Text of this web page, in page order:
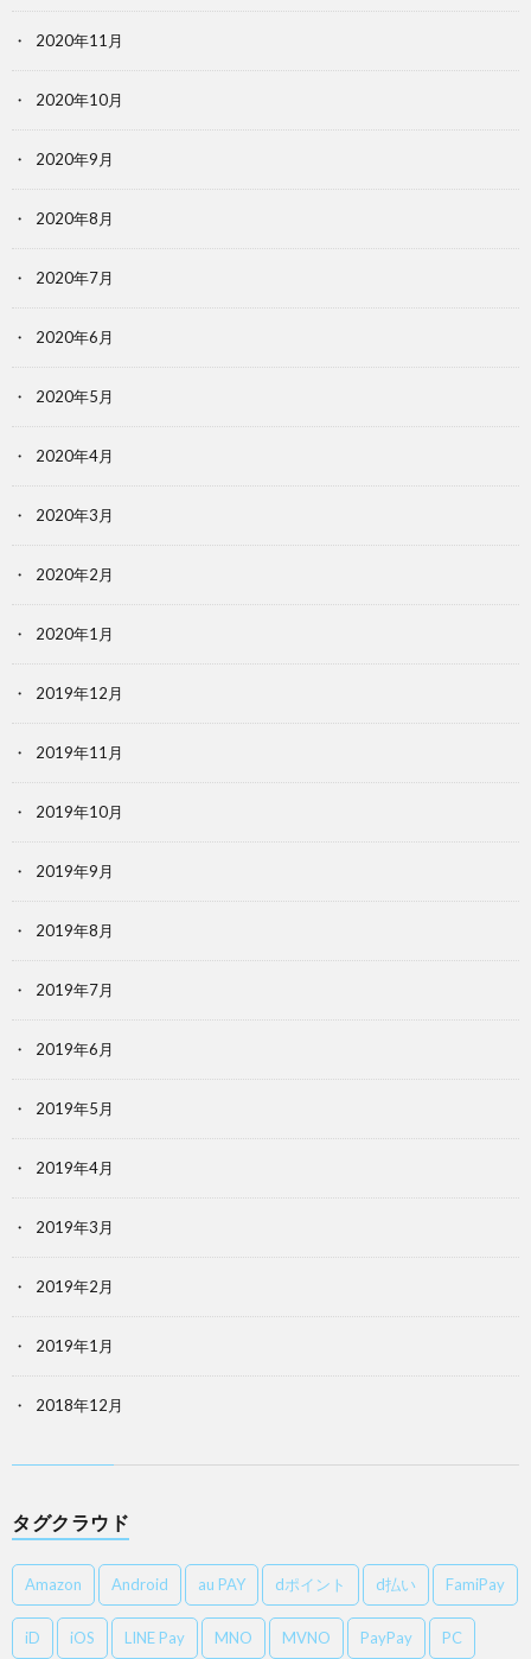
2020年11月
2020年10月
2020年9月
2020年8月
2020年7月
2020年6月
2020年5月
2020年4月
2020年3月
2020年2月
2020年1月
2019年12月
2019年11月
2019年10月
2019年9月
2019年8月
2019年7月
2019年6月
2019年5月
2019年4月
2019年3月
2019年2月
2019年1月
2018年12月
タグクラウド
Amazon Android au PAY dポイント d払い FamiPay
iD iOS LINE Pay MNO MVNO PayPay PC